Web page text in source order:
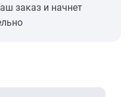
заказ и начнет